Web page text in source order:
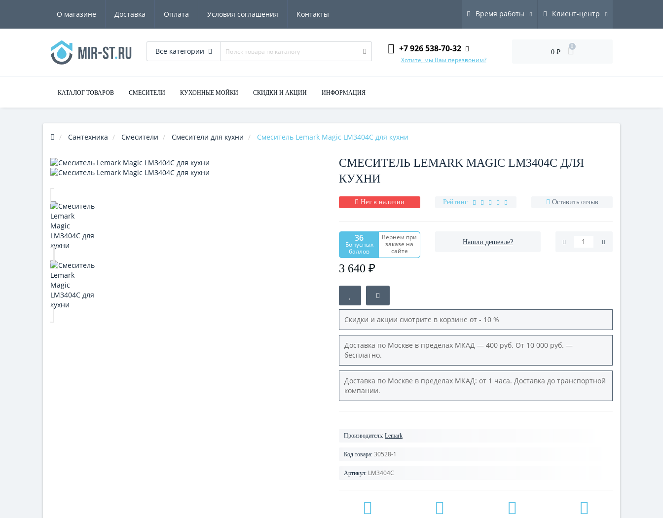
О магазине Доставка Оплата Условия соглашения Контакты Время работы Клиент-центр
Все категории +7 926 538-70-32
Хотите, мы Вам перезвоним?
0 ₽
0
КАТАЛОГ ТОВАРОВ СМЕСИТЕЛИ КУХОННЫЕ МОЙКИ СКИДКИ И АКЦИИ ИНФОРМАЦИЯ
Сантехника Смесители Смесители для кухни Смеситель Lemark Magic LM3404C для кухни
СМЕСИТЕЛЬ LEMARK MAGIC LM3404C ДЛЯ
КУХНИ
Нет в наличии Рейтинг: Оставить отзыв
36
Бонусных
баллов
Вернем при
заказе на
сайте
3 640 ₽
Нашли дешевле?
Скидки и акции смотрите в корзине от - 10 %
Доставка по Москве в пределах МКАД — 400 руб. От 10 000 руб. —
бесплатно.
Доставка по Москве в пределах МКАД: от 1 часа. Доставка до транспортной
компании.
Производитель: Lemark
Код товара: 30528-1
Артикул: LM3404C